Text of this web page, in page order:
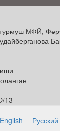
МФЙ,
13
English Русский